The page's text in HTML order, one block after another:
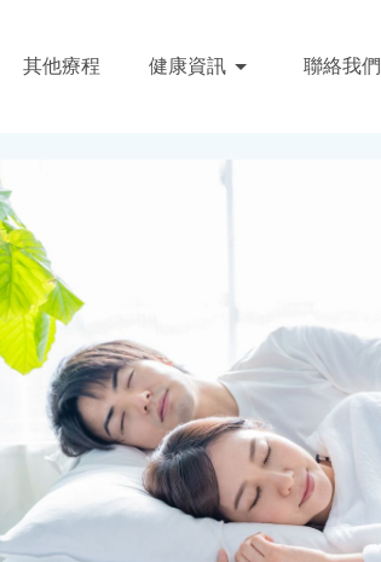
其他療程 健康資訊 聯絡我們